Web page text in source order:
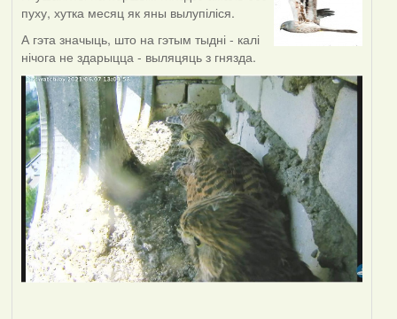
пуху, хутка месяц як яны вылупіліся.
А гэта значыць, што на гэтым тыдні - калі
нічога не здарыцца - выляцяць з гнязда.